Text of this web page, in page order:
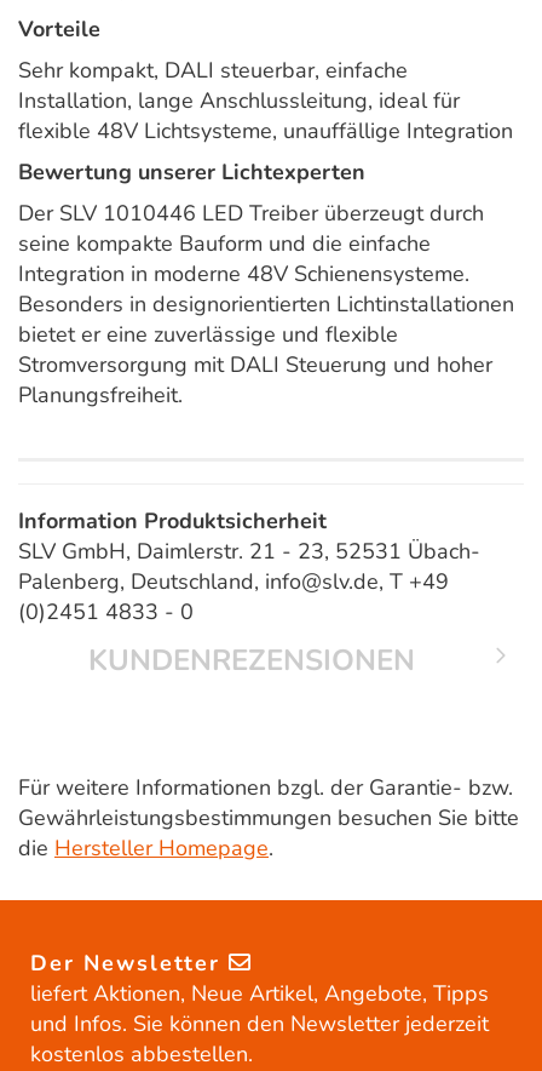
Vorteile
Sehr kompakt, DALI steuerbar, einfache
Installation, lange Anschlussleitung, ideal für
flexible 48V Lichtsysteme, unauffällige Integration
Bewertung unserer Lichtexperten
Der SLV 1010446 LED Treiber überzeugt durch
seine kompakte Bauform und die einfache
Integration in moderne 48V Schienensysteme.
Besonders in designorientierten Lichtinstallationen
bietet er eine zuverlässige und flexible
Stromversorgung mit DALI Steuerung und hoher
Planungsfreiheit.
Information Produktsicherheit
SLV GmbH, Daimlerstr. 21 - 23, 52531 Übach-
Palenberg, Deutschland, info@slv.de, T +49
(0)2451 4833 - 0
KUNDENREZENSIONEN
Für weitere Informationen bzgl. der Garantie- bzw.
Gewährleistungsbestimmungen besuchen Sie bitte
die Hersteller Homepage.
Der Newsletter
liefert Aktionen, Neue Artikel, Angebote, Tipps
und Infos. Sie können den Newsletter jederzeit
kostenlos abbestellen.